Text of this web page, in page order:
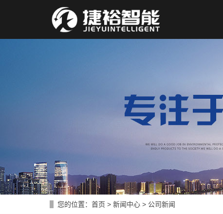
您的位置： 首页 > 新闻中心 > 公司新闻